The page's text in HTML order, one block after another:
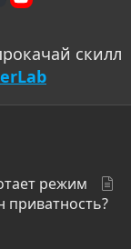
скилл
режим
приватность?